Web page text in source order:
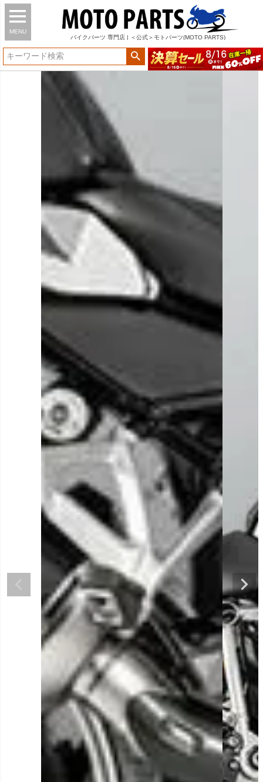
MENU
バイク パーツ 専門店 | ＜公式＞モトパーツ(MOTO PARTS)